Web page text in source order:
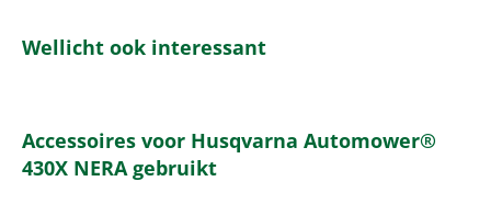
Wellicht ook interessant
Accessoires voor Husqvarna Automower®
430X NERA gebruikt